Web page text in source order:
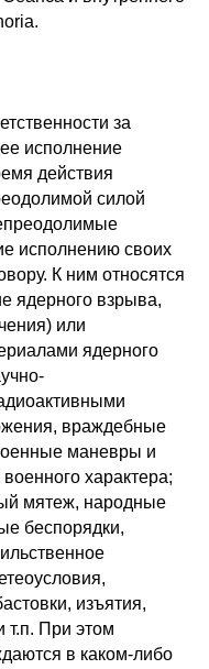
за
исполнение
действия
силой
исполнению своих
К ним относятся
ядерного взрыва,
или
ядерного
враждебные
маневры и
характера;
мятеж, народные
беспорядки,
изъятия,
т.п. При этом
в каком-либо